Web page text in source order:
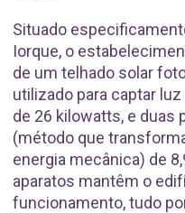
Situado
Iorque, o
de um telhado solar
utilizado para captar
de 26 kilowatts, e duas
(método que
energia mecânica) de
aparatos mantêm o
funcionamento, tudo